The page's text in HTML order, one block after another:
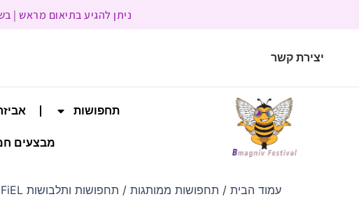
ניתן להגיע בתיאום מראש | בשעות הפעילות 9:00 עד 20:00 ניתן לרכוש
יצירת קשר
תחפושות
מבצעים
עמוד הבית/ תחפושות ממותגות/ תחפושות ותלבושות iEFiEL